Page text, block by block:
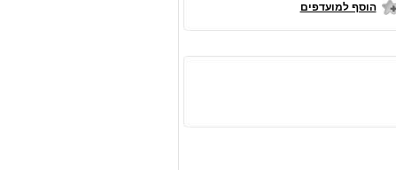
הוסף למועדפים